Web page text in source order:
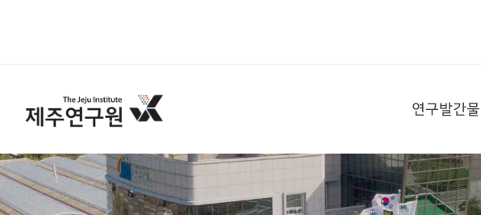
연구발간물